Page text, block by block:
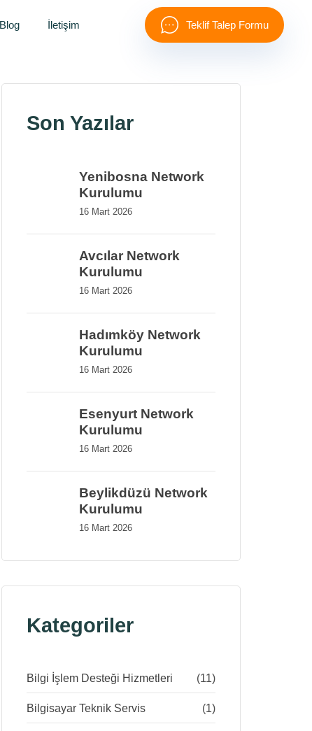
Blog İletişim Teklif Talep Formu
Son Yazılar
Yenibosna Network
Kurulumu
16 Mart 2026
Avcılar Network
Kurulumu
16 Mart 2026
Hadımköy Network
Kurulumu
16 Mart 2026
Esenyurt Network
Kurulumu
16 Mart 2026
Beylikdüzü Network
Kurulumu
16 Mart 2026
Kategoriler
Bilgi İşlem Desteği Hizmetleri (11)
Bilgisayar Teknik Servis (1)